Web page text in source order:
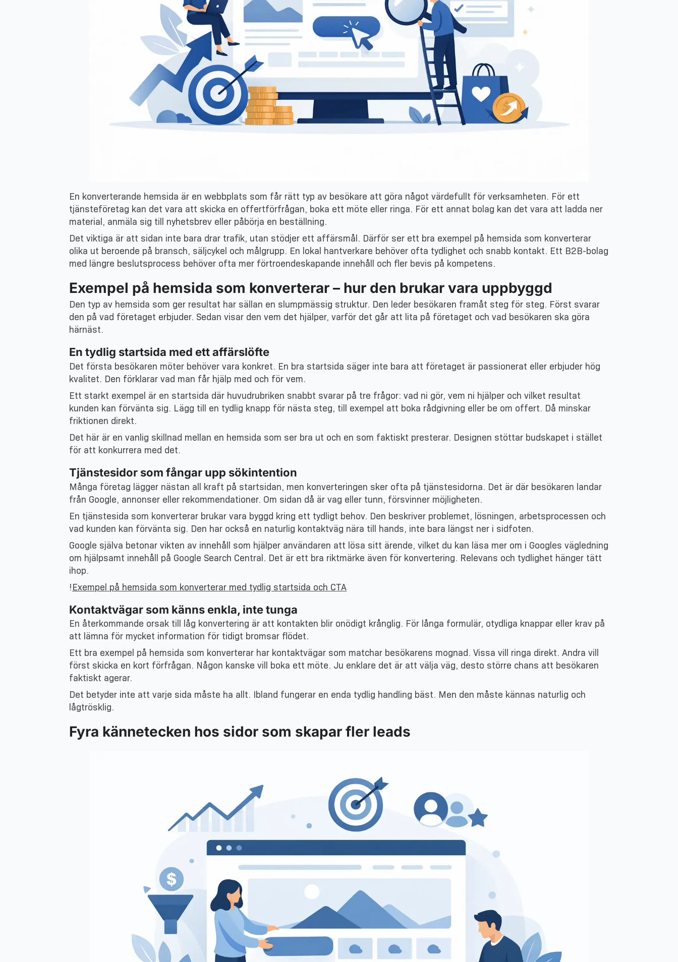
En konverterande hemsida är en webbplats som får rätt typ av besökare att göra något värdefullt för verksamheten. För ett
tjänsteföretag kan det vara att skicka en offertförfrågan, boka ett möte eller ringa. För ett annat bolag kan det vara att ladda ner
material, anmäla sig till nyhetsbrev eller påbörja en beställning.
Det viktiga är att sidan inte bara drar trafik, utan stödjer ett affärsmål. Därför ser ett bra exempel på hemsida som konverterar
olika ut beroende på bransch, säljcykel och målgrupp. En lokal hantverkare behöver ofta tydlighet och snabb kontakt. Ett B2B-bolag
med längre beslutsprocess behöver ofta mer förtroendeskapande innehåll och fler bevis på kompetens.
Exempel på hemsida som konverterar – hur den brukar vara uppbyggd
Den typ av hemsida som ger resultat har sällan en slumpmässig struktur. Den leder besökaren framåt steg för steg. Först svarar
den på vad företaget erbjuder. Sedan visar den vem det hjälper, varför det går att lita på företaget och vad besökaren ska göra
härnäst.
En tydlig startsida med ett affärslöfte
Det första besökaren möter behöver vara konkret. En bra startsida säger inte bara att företaget är passionerat eller erbjuder hög
kvalitet. Den förklarar vad man får hjälp med och för vem.
Ett starkt exempel är en startsida där huvudrubriken snabbt svarar på tre frågor: vad ni gör, vem ni hjälper och vilket resultat
kunden kan förvänta sig. Lägg till en tydlig knapp för nästa steg, till exempel att boka rådgivning eller be om offert. Då minskar
friktionen direkt.
Det här är en vanlig skillnad mellan en hemsida som ser bra ut och en som faktiskt presterar. Designen stöttar budskapet i stället
för att konkurrera med det.
Tjänstesidor som fångar upp sökintention
Många företag lägger nästan all kraft på startsidan, men konverteringen sker ofta på tjänstesidorna. Det är där besökaren landar
från Google, annonser eller rekommendationer. Om sidan då är vag eller tunn, försvinner möjligheten.
En tjänstesida som konverterar brukar vara byggd kring ett tydligt behov. Den beskriver problemet, lösningen, arbetsprocessen och
vad kunden kan förvänta sig. Den har också en naturlig kontaktväg nära till hands, inte bara längst ner i sidfoten.
Google själva betonar vikten av innehåll som hjälper användaren att lösa sitt ärende, vilket du kan läsa mer om i Googles vägledning
om hjälpsamt innehåll på Google Search Central. Det är ett bra riktmärke även för konvertering. Relevans och tydlighet hänger tätt
ihop.
!Exempel på hemsida som konverterar med tydlig startsida och CTA
Kontaktvägar som känns enkla, inte tunga
En återkommande orsak till låg konvertering är att kontakten blir onödigt krånglig. För långa formulär, otydliga knappar eller krav på
att lämna för mycket information för tidigt bromsar flödet.
Ett bra exempel på hemsida som konverterar har kontaktvägar som matchar besökarens mognad. Vissa vill ringa direkt. Andra vill
först skicka en kort förfrågan. Någon kanske vill boka ett möte. Ju enklare det är att välja väg, desto större chans att besökaren
faktiskt agerar.
Det betyder inte att varje sida måste ha allt. Ibland fungerar en enda tydlig handling bäst. Men den måste kännas naturlig och
lågtrösklig.
Fyra kännetecken hos sidor som skapar fler leads